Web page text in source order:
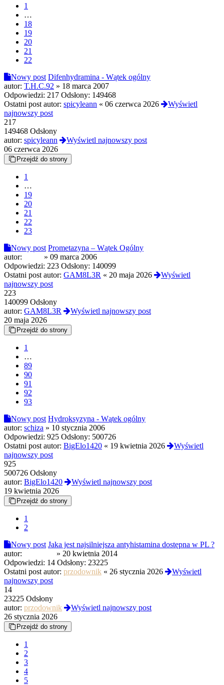
1
…
18
19
20
21
22
Nowy post Difenhydramina - Wątek ogólny
autor: T.H.C.92 » 18 marca 2007
Odpowiedzi: 217 Odsłony: 149468
Ostatni post autor: spicyleann « 06 czerwca 2026
Wyświetl
najnowszy post
217
149468 Odsłony
autor: spicyleann
Wyświetl najnowszy post
06 czerwca 2026
Przejdź do strony
1
…
19
20
21
22
23
Nowy post Prometazyna – Wątek Ogólny
autor:
» 09 marca 2006
Odpowiedzi: 223 Odsłony: 140099
Ostatni post autor: GAM8L3R « 20 maja 2026
Wyświetl
najnowszy post
223
140099 Odsłony
autor: GAM8L3R
Wyświetl najnowszy post
20 maja 2026
Przejdź do strony
1
…
89
90
91
92
93
Nowy post Hydroksyzyna - Wątek ogólny
autor: schiza » 10 stycznia 2006
Odpowiedzi: 925 Odsłony: 500726
Ostatni post autor: BigElo1420 « 19 kwietnia 2026
Wyświetl
najnowszy post
925
500726 Odsłony
autor: BigElo1420
Wyświetl najnowszy post
19 kwietnia 2026
Przejdź do strony
1
2
Nowy post Jaka jest najsilniejsza antyhistamina dostępna w PL ?
autor:
» 20 kwietnia 2014
Odpowiedzi: 14 Odsłony: 23225
Ostatni post autor: przodownik « 26 stycznia 2026
Wyświetl
najnowszy post
14
23225 Odsłony
autor: przodownik
Wyświetl najnowszy post
26 stycznia 2026
Przejdź do strony
1
2
3
4
5